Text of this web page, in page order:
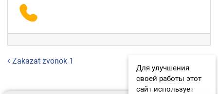
Навигация по записям
Zakazat-zvonok-1
Для улучшения
своей работы этот
сайт использует